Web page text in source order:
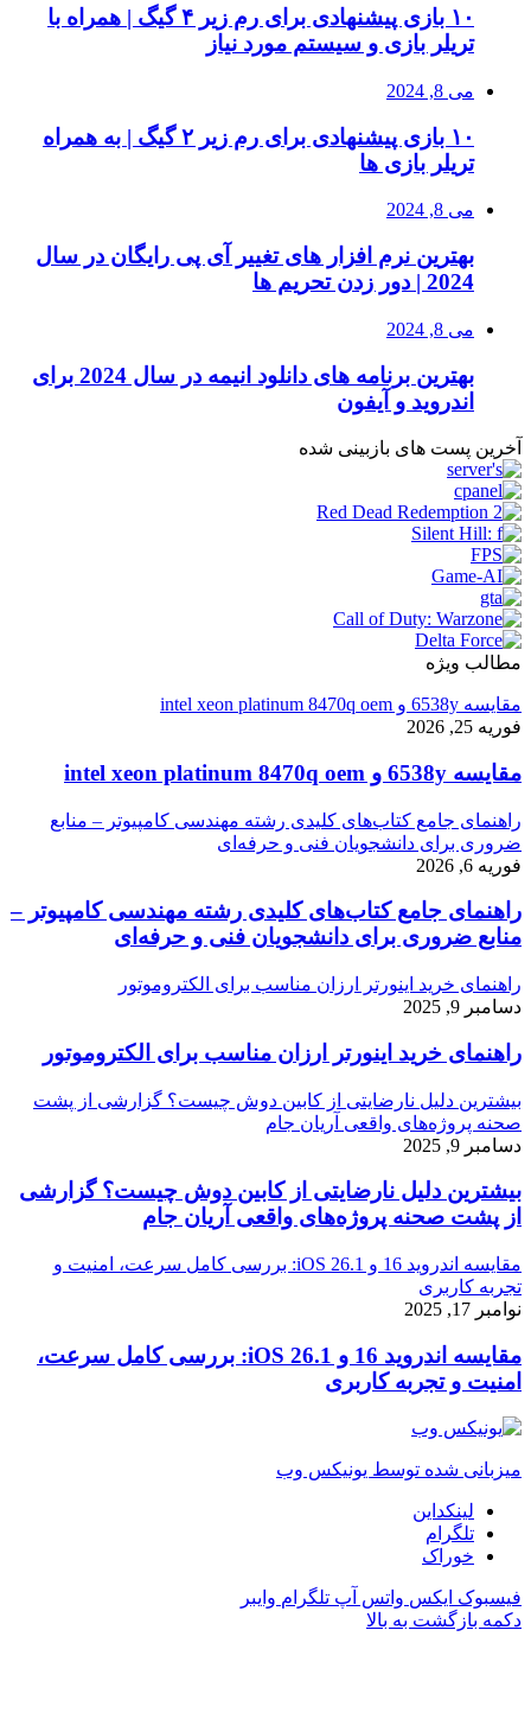
۱۰ بازی پیشنهادی برای رم زیر ۴ گیگ | همراه با
تریلر بازی و سیستم مورد نیاز
می 8, 2024
۱۰ بازی پیشنهادی برای رم زیر ۲ گیگ | به همراه
تریلر بازی ها
می 8, 2024
بهترین نرم افزار های تغییر آی پی رایگان در سال
2024 | دور زدن تحریم ها
می 8, 2024
بهترین برنامه های دانلود انیمه در سال 2024 برای
اندروید و آیفون
آخرین پست های بازبینی شده
مطالب ویژه
مقایسه 6538y و intel xeon platinum 8470q oem
فوریه 25, 2026
مقایسه 6538y و intel xeon platinum 8470q oem
راهنمای جامع کتاب‌های کلیدی رشته مهندسی کامپیوتر – منابع
ضروری برای دانشجویان فنی و حرفه‌ای
فوریه 6, 2026
راهنمای جامع کتاب‌های کلیدی رشته مهندسی کامپیوتر –
منابع ضروری برای دانشجویان فنی و حرفه‌ای
راهنمای خرید اینورتر ارزان مناسب برای الکتروموتور
دسامبر 9, 2025
راهنمای خرید اینورتر ارزان مناسب برای الکتروموتور
بیشترین دلیل نارضایتی از کابین دوش چیست؟ گزارشی از پشت
صحنه پروژه‌های واقعی آریان جام
دسامبر 9, 2025
بیشترین دلیل نارضایتی از کابین دوش چیست؟ گزارشی
از پشت صحنه پروژه‌های واقعی آریان جام
مقایسه اندروید 16 و iOS 26.1: بررسی کامل سرعت، امنیت و
تجربه کاربری
نوامبر 17, 2025
مقایسه اندروید 16 و iOS 26.1: بررسی کامل سرعت،
امنیت و تجربه کاربری
میزبانی شده توسط یونیکس وب
لینکداین
تلگرام
خوراک
فیسبوک ایکس واتس آپ تلگرام وایبر
دکمه بازگشت به بالا